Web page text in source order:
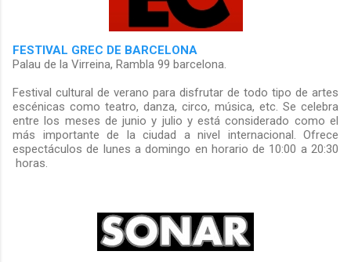
FESTIVAL GREC DE BARCELONA
Palau de la Virreina, Rambla 99 barcelona.
Festival cultural de verano para disfrutar de todo tipo de artes
escénicas como teatro, danza, circo, música, etc. Se celebra
entre los meses de junio y julio y está considerado como el
más importante de la ciudad a nivel internacional. Ofrece
espectáculos de lunes a domingo en horario de 10:00 a 20:30
horas.